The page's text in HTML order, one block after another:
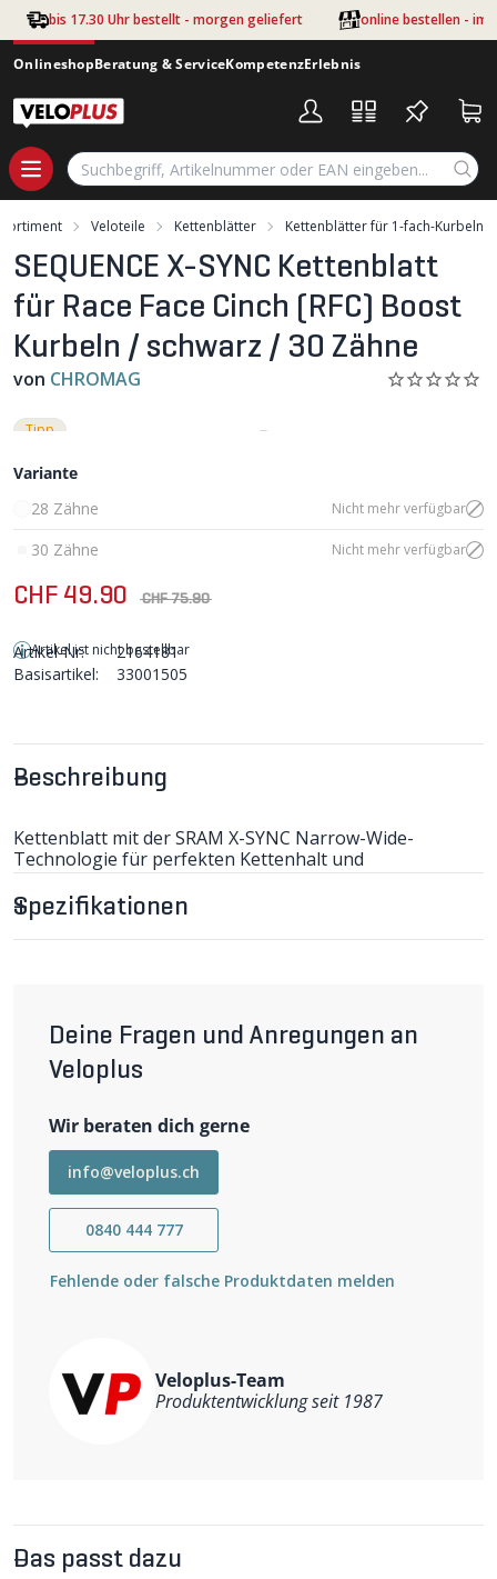
Zum Hauptinhalt springen
bis 17.30 Uhr bestellt - morgen geliefert online bestellen - im
OnlineshopBeratung & ServiceKompetenzErlebnis
Sortiment Veloteile Kettenblätter Kettenblätter für 1-fach-Kurbeln
SEQUENCE X-SYNC Kettenblatt
für Race Face Cinch (RFC) Boost
Kurbeln / schwarz / 30 Zähne
von CHROMAG
Tipp
-34%
Beschreibung
Kettenblatt mit der SRAM X-SYNC Narrow-Wide-
Technologie für perfekten Kettenhalt und
Selbstreinigung bei schlammigen Bedingungen.
CHROMAG war die erste Firma, an welche SRAM die von
ihr entwickelte X-SYNC-Technologie lizenziert hat.
Kompatibel:
- Next SL
- Six C
- Turbine
Spezifikationen
Deine Fragen und Anregungen an
Veloplus
Wir beraten dich gerne
info@veloplus.ch
0840 444 777
Fehlende oder falsche Produktdaten melden
Veloplus-Team
Produktentwicklung seit 1987
Variante
28 Zähne
Nicht mehr verfügbar
30 Zähne Nicht mehr verfügbar
CHF 49.90 CHF 75.90
Artikel ist nicht bestellbar
Artikel-Nr:
2164181
Basisartikel:
33001505
Das passt dazu